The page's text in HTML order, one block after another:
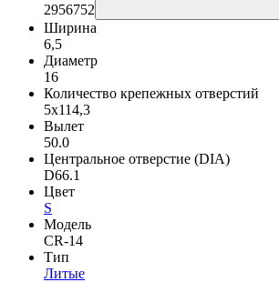
2956752
Ширина
6,5
Диаметр
16
Количество крепежных отверстий
5x114,3
Вылет
50.0
Центральное отверстие (DIA)
D66.1
Цвет
S
Модель
CR-14
Тип
Литые